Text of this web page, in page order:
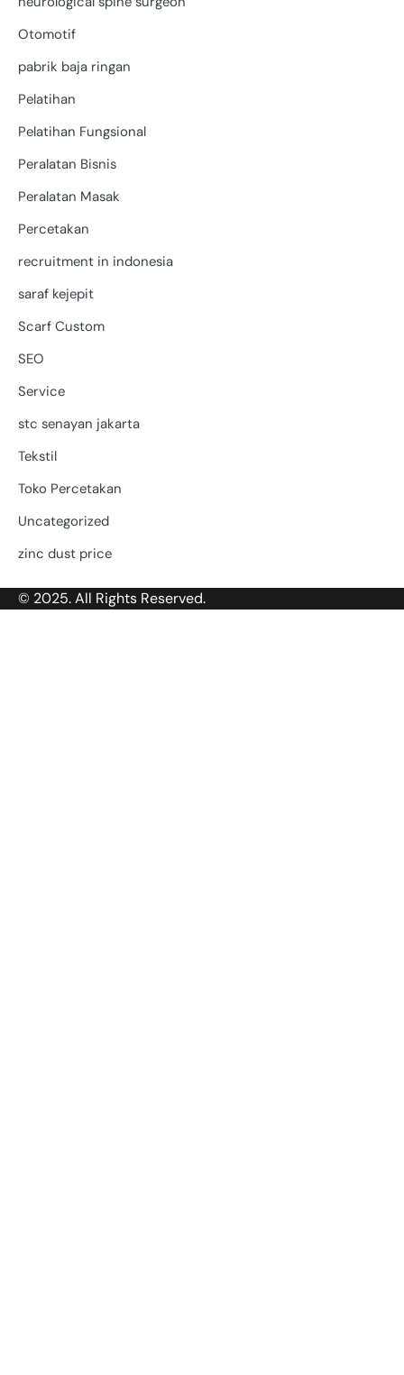
Otomotif
pabrik baja ringan
Pelatihan
Pelatihan Fungsional
Peralatan Bisnis
Peralatan Masak
Percetakan
recruitment in indonesia
saraf kejepit
Scarf Custom
SEO
Service
stc senayan jakarta
Tekstil
Toko Percetakan
Uncategorized
zinc dust price
© 2025. All Rights Reserved.